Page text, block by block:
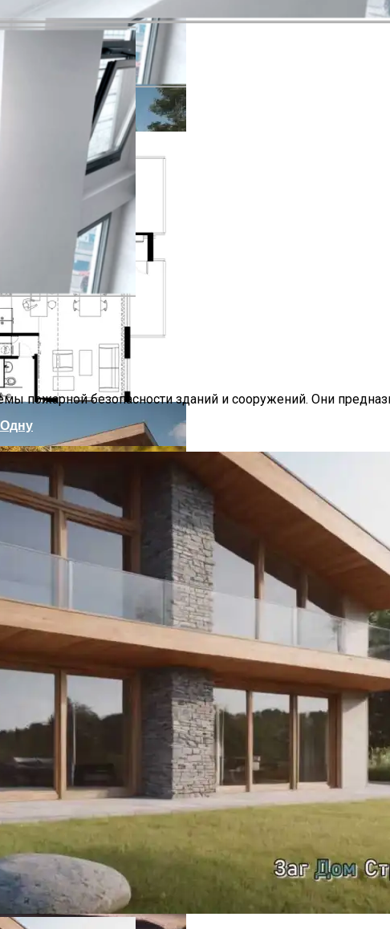
Системами
Защиты
пожарной безопасности зданий и сооружений. Они